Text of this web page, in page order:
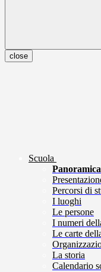
close
Scuola
Panoramica
Percorsi di
I luoghi
Le persone
I numeri
Le carte
La storia
Calendario